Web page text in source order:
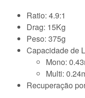
Ratio: 4.9:1
Drag: 15Kg
Peso: 375g
Capacidade de
Mono:
Multi:
Recuperação